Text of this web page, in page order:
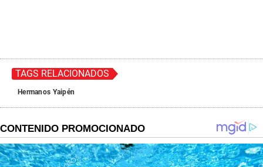
TAGS RELACIONADOS
Hermanos Yaipén